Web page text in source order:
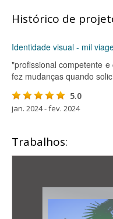
Histórico de
Identidade visual - mil
"profissional competente
fez mudanças quando
5.0
jan. 2024 - fev. 2024
Trabalhos: